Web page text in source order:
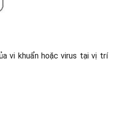
vi khuẩn hoặc virus tại vị trí